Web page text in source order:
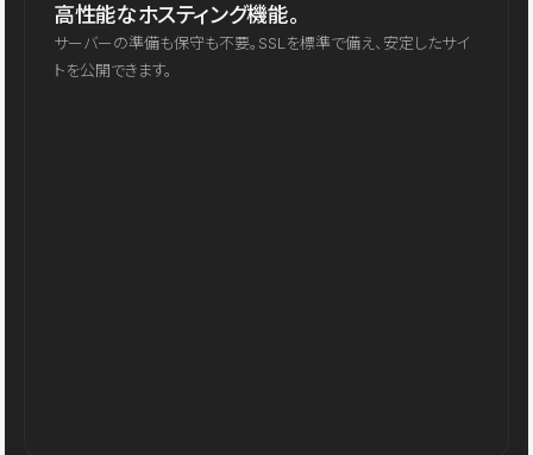
高性能なホスティング機能。
サーバーの準備も保守も不要。SSLを標準で備え、安定したサイ
トを公開できます。